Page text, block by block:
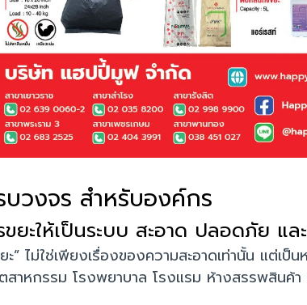
บวงจร สำหรับองค์กร
ขยะให้เป็นระบบ สะอาด ปลอดภัย แล
” ไม่ใช่เพียงเรื่องของความสะอาดเท่านั้น แต่
สาหกรรม โรงพยาบาล โรงแรม ห้างสรรพสินค้